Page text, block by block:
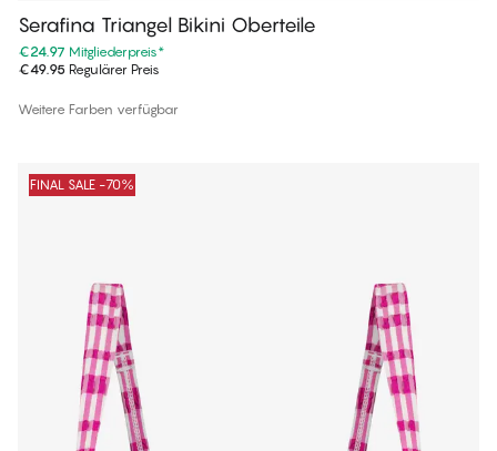
Serafina Triangel Bikini Oberteile
€24.97 Mitgliederpreis*
€49.95 Regulärer Preis
Weitere Farben verfügbar
FINAL SALE -70%